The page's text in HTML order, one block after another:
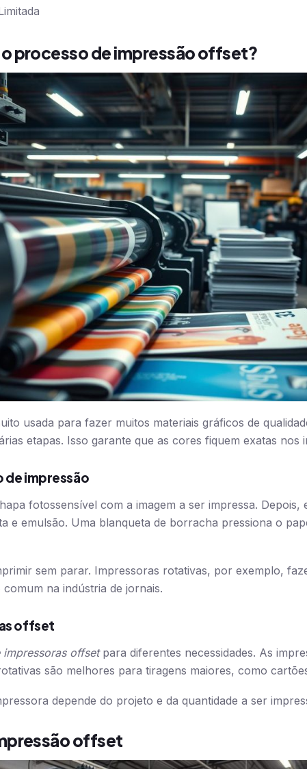
processo de impressão offset?
usada para fazer muitos materiais gráficos de
etapas. Isso garante que as cores fiquem exatas nos
de impressão
fotossensível com a imagem a ser impressa. Depois,
e emulsão. Uma blanqueta de borracha pressiona o
sem parar. Impressoras rotativas, por exemplo,
na indústria de jornais.
offset
impressoras offsetpara diferentes necessidades. As
são melhores para tiragens maiores, como
depende do projeto e da quantidade a ser
offset